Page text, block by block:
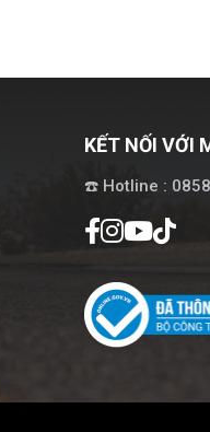
KẾT NỐI VỚI
☎️ Hotline :